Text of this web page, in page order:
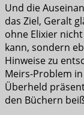
Und die
das Ziel, Geralt
ohne Elixier
kann, sondern
Hinweise zu
Meirs-Problem
Überheld
den Büchern